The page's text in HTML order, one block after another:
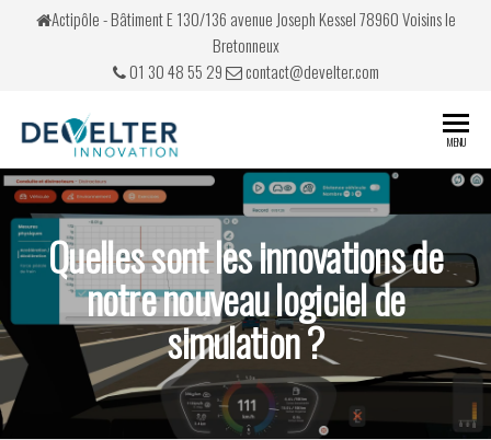
Actipôle - Bâtiment E 130/136 avenue Joseph Kessel 78960 Voisins le
Bretonneux
01 30 48 55 29
contact@develter.com
de conduite
MENU
Quelles sont les innovations de
notre nouveau logiciel de
simulation ?